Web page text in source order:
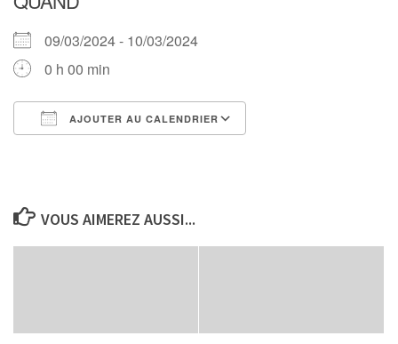
09/03/2024 - 10/03/2024
0 h 00 min
AJOUTER AU CALENDRIER
VOUS AIMEREZ AUSSI...